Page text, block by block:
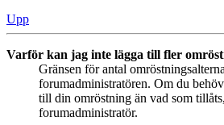
Upp
Varför kan jag inte lägga till fler
Gränsen för antal
forumadministratören. Om du
till din omröstning än vad som
forumadministratör.